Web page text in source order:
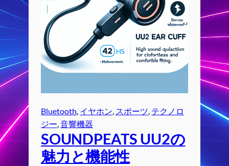
Bluetooth, イヤホン, スポーツ, テクノロ
ジー, 音響機器
SOUNDPEATS UU2の
魅力と機能性